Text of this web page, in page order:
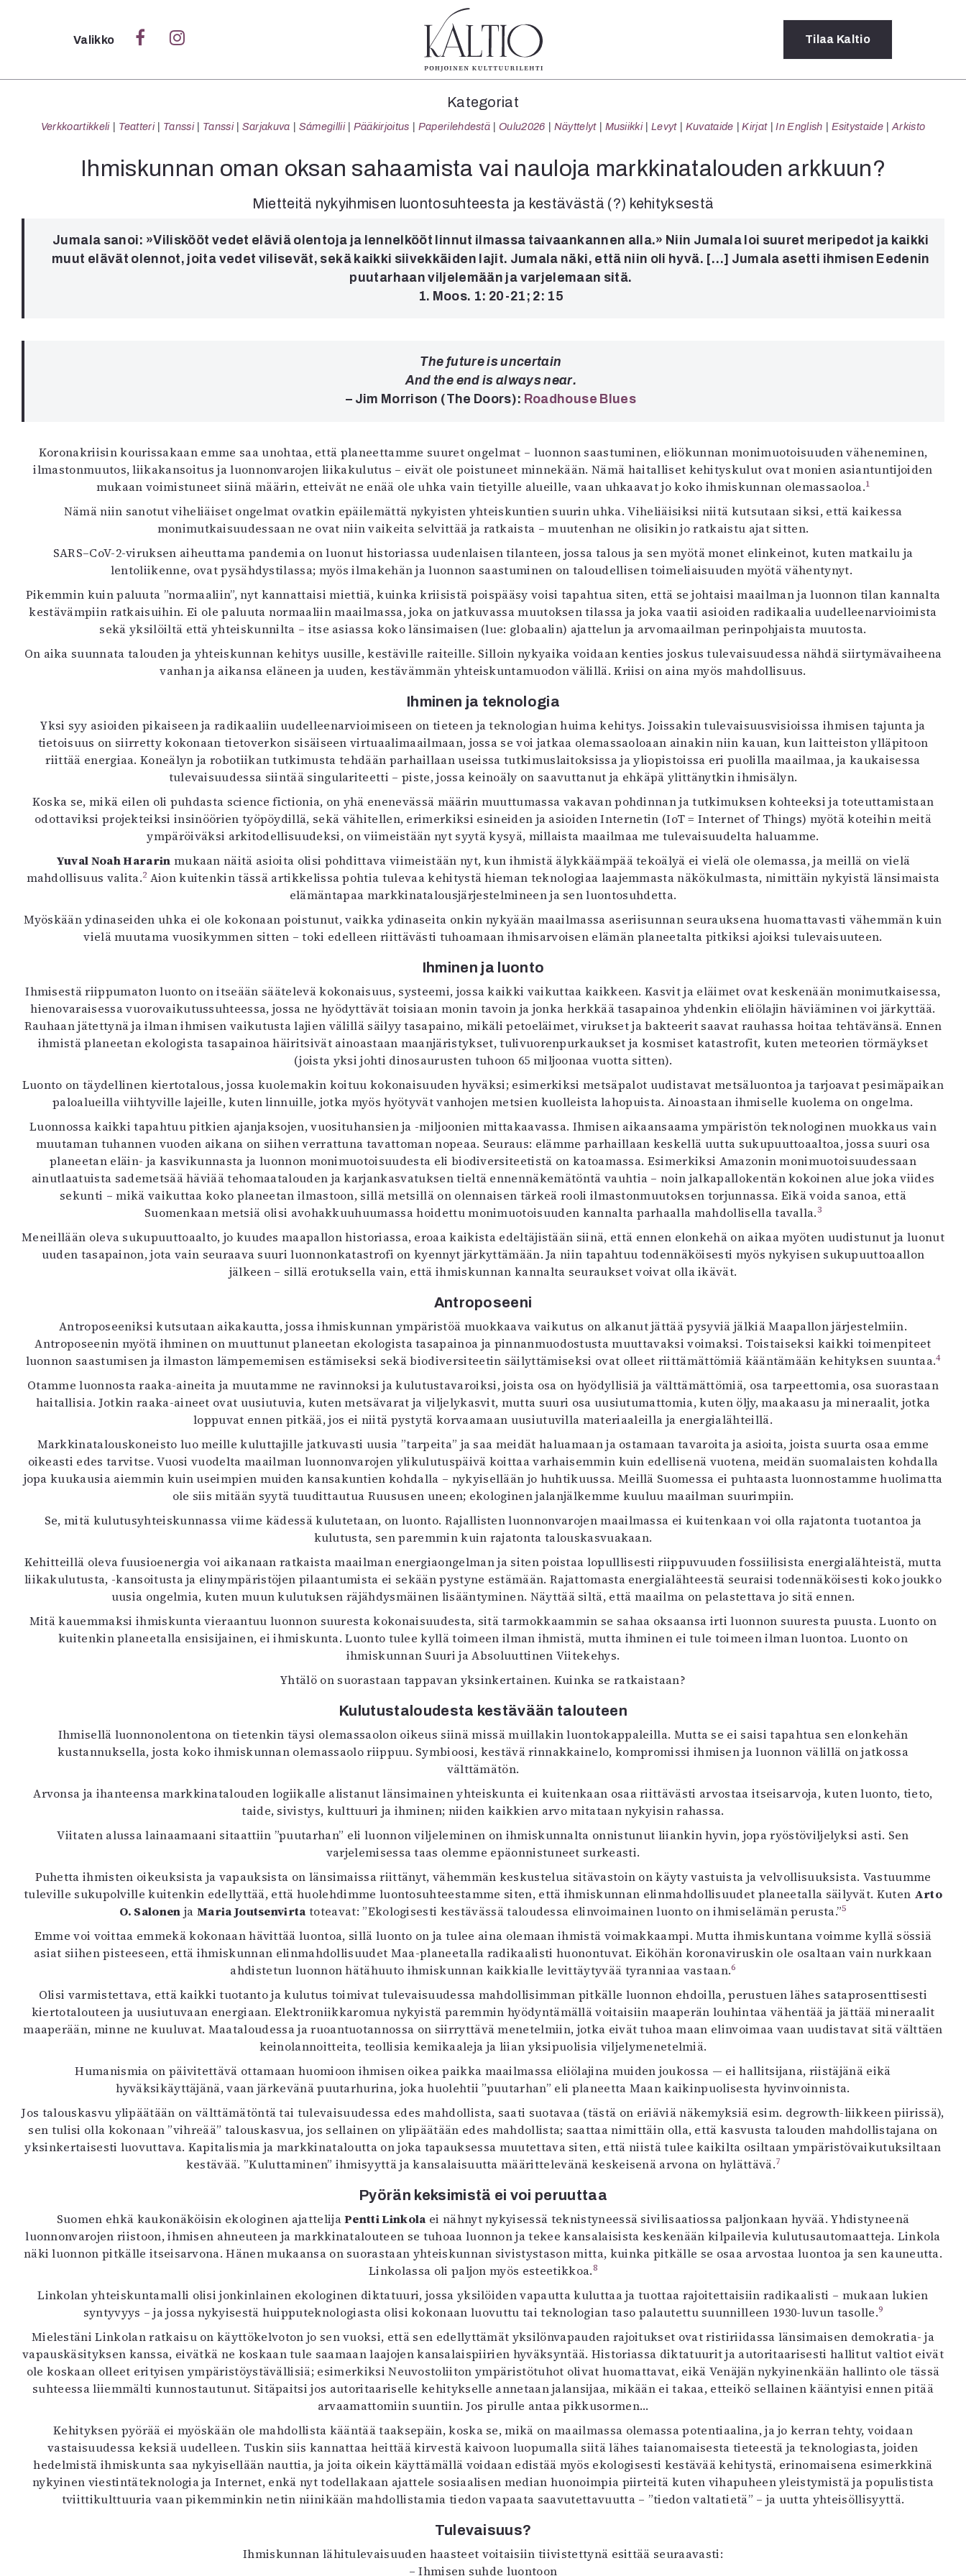
Sulje
Verkkoartikkeli
Tanssi
Sarjakuva
Sámegillii
Paperilehdestä
Oulu2026
Näyttelyt
Arkisto
Lehdet
4/2026
6/2025
5/2025 saame
5/2025
Tilaus ja
Yhteistyössä
Toimitus
Mediatiedot
Kaltio ry
Valikko Tilaa Kaltio
Kategoriat
Verkkoartikkeli Teatteri Tanssi Tanssi Sarjakuva Sámegillii Pääkirjoitus Paperilehdestä Oulu2026 Näyttelyt Musiikki Levyt Kuvataide Kirjat In English Esitystaide Arkisto
Ihmiskunnan oman oksan sahaamista vai nauloja markkinatalouden arkkuun?
Mietteitä nykyihmisen luontosuhteesta ja kestävästä (?) kehityksestä
Jumala sanoi: »Viliskööt vedet eläviä olentoja ja lennelkööt linnut ilmassa taivaankannen alla.» Niin Jumala loi suuret meripedot ja kaikki
muut elävät olennot, joita vedet vilisevät, sekä kaikki siivekkäiden lajit. Jumala näki, että niin oli hyvä. […] Jumala asetti ihmisen Eedenin
puutarhaan viljelemään ja varjelemaan sitä.
1. Moos. 1: 20-21; 2: 15
The future is uncertain
And the end is always near.
– Jim Morrison (The Doors): Roadhouse Blues
Koronakriisin kourissakaan emme saa unohtaa, että planeettamme suuret ongelmat – luonnon saastuminen, eliökunnan monimuotoisuuden väheneminen,
ilmastonmuutos, liikakansoitus ja luonnonvarojen liikakulutus – eivät ole poistuneet minnekään. Nämä haitalliset kehityskulut ovat monien asiantuntijoiden
mukaan voimistuneet siinä määrin, etteivät ne enää ole uhka vain tietyille alueille, vaan uhkaavat jo koko ihmiskunnan olemassaoloa.1
Nämä niin sanotut viheliäiset ongelmat ovatkin epäilemättä nykyisten yhteiskuntien suurin uhka. Viheliäisiksi niitä kutsutaan siksi, että kaikessa
monimutkaisuudessaan ne ovat niin vaikeita selvittää ja ratkaista – muutenhan ne olisikin jo ratkaistu ajat sitten.
SARS–CoV-2-viruksen aiheuttama pandemia on luonut historiassa uudenlaisen tilanteen, jossa talous ja sen myötä monet elinkeinot, kuten matkailu ja
lentoliikenne, ovat pysähdystilassa; myös ilmakehän ja luonnon saastuminen on taloudellisen toimeliaisuuden myötä vähentynyt.
Pikemmin kuin paluuta ”normaaliin”, nyt kannattaisi miettiä, kuinka kriisistä poispääsy voisi tapahtua siten, että se johtaisi maailman ja luonnon tilan kannalta
kestävämpiin ratkaisuihin. Ei ole paluuta normaaliin maailmassa, joka on jatkuvassa muutoksen tilassa ja joka vaatii asioiden radikaalia uudelleenarvioimista
sekä yksilöiltä että yhteiskunnilta – itse asiassa koko länsimaisen (lue: globaalin) ajattelun ja arvomaailman perinpohjaista muutosta.
On aika suunnata talouden ja yhteiskunnan kehitys uusille, kestäville raiteille. Silloin nykyaika voidaan kenties joskus tulevaisuudessa nähdä siirtymävaiheena
vanhan ja aikansa eläneen ja uuden, kestävämmän yhteiskuntamuodon välillä. Kriisi on aina myös mahdollisuus.
Ihminen ja teknologia
Yksi syy asioiden pikaiseen ja radikaaliin uudelleenarvioimiseen on tieteen ja teknologian huima kehitys. Joissakin tulevaisuusvisioissa ihmisen tajunta ja
tietoisuus on siirretty kokonaan tietoverkon sisäiseen virtuaalimaailmaan, jossa se voi jatkaa olemassaoloaan ainakin niin kauan, kun laitteiston ylläpitoon
riittää energiaa. Koneälyn ja robotiikan tutkimusta tehdään parhaillaan useissa tutkimuslaitoksissa ja yliopistoissa eri puolilla maailmaa, ja kaukaisessa
tulevaisuudessa siintää singulariteetti – piste, jossa keinoäly on saavuttanut ja ehkäpä ylittänytkin ihmisälyn.
Koska se, mikä eilen oli puhdasta science fictionia, on yhä enenevässä määrin muuttumassa vakavan pohdinnan ja tutkimuksen kohteeksi ja toteuttamistaan
odottaviksi projekteiksi insinöörien työpöydillä, sekä vähitellen, erimerkiksi esineiden ja asioiden Internetin (IoT = Internet of Things) myötä koteihin meitä
ympäröiväksi arkitodellisuudeksi, on viimeistään nyt syytä kysyä, millaista maailmaa me tulevaisuudelta haluamme.
Yuval Noah Hararin mukaan näitä asioita olisi pohdittava viimeistään nyt, kun ihmistä älykkäämpää tekoälyä ei vielä ole olemassa, ja meillä on vielä
mahdollisuus valita.2 Aion kuitenkin tässä artikkelissa pohtia tulevaa kehitystä hieman teknologiaa laajemmasta näkökulmasta, nimittäin nykyistä länsimaista
elämäntapaa markkinatalousjärjestelmineen ja sen luontosuhdetta.
Myöskään ydinaseiden uhka ei ole kokonaan poistunut, vaikka ydinaseita onkin nykyään maailmassa aseriisunnan seurauksena huomattavasti vähemmän kuin
vielä muutama vuosikymmen sitten – toki edelleen riittävästi tuhoamaan ihmisarvoisen elämän planeetalta pitkiksi ajoiksi tulevaisuuteen.
Ihminen ja luonto
Ihmisestä riippumaton luonto on itseään säätelevä kokonaisuus, systeemi, jossa kaikki vaikuttaa kaikkeen. Kasvit ja eläimet ovat keskenään monimutkaisessa,
hienovaraisessa vuorovaikutussuhteessa, jossa ne hyödyttävät toisiaan monin tavoin ja jonka herkkää tasapainoa yhdenkin eliölajin häviäminen voi järkyttää.
Rauhaan jätettynä ja ilman ihmisen vaikutusta lajien välillä säilyy tasapaino, mikäli petoeläimet, virukset ja bakteerit saavat rauhassa hoitaa tehtävänsä. Ennen
ihmistä planeetan ekologista tasapainoa häiritsivät ainoastaan maanjäristykset, tulivuorenpurkaukset ja kosmiset katastrofit, kuten meteorien törmäykset
(joista yksi johti dinosaurusten tuhoon 65 miljoonaa vuotta sitten).
Luonto on täydellinen kiertotalous, jossa kuolemakin koituu kokonaisuuden hyväksi; esimerkiksi metsäpalot uudistavat metsäluontoa ja tarjoavat pesimäpaikan
paloalueilla viihtyville lajeille, kuten linnuille, jotka myös hyötyvät vanhojen metsien kuolleista lahopuista. Ainoastaan ihmiselle kuolema on ongelma.
Luonnossa kaikki tapahtuu pitkien ajanjaksojen, vuosituhansien ja -miljoonien mittakaavassa. Ihmisen aikaansaama ympäristön teknologinen muokkaus vain
muutaman tuhannen vuoden aikana on siihen verrattuna tavattoman nopeaa. Seuraus: elämme parhaillaan keskellä uutta sukupuuttoaaltoa, jossa suuri osa
planeetan eläin- ja kasvikunnasta ja luonnon monimuotoisuudesta eli biodiversiteetistä on katoamassa. Esimerkiksi Amazonin monimuotoisuudessaan
ainutlaatuista sademetsää häviää tehomaatalouden ja karjankasvatuksen tieltä ennennäkemätöntä vauhtia – noin jalkapallokentän kokoinen alue joka viides
sekunti – mikä vaikuttaa koko planeetan ilmastoon, sillä metsillä on olennaisen tärkeä rooli ilmastonmuutoksen torjunnassa. Eikä voida sanoa, että
Suomenkaan metsiä olisi avohakkuuhuumassa hoidettu monimuotoisuuden kannalta parhaalla mahdollisella tavalla.3
Meneillään oleva sukupuuttoaalto, jo kuudes maapallon historiassa, eroaa kaikista edeltäjistään siinä, että ennen elonkehä on aikaa myöten uudistunut ja luonut
uuden tasapainon, jota vain seuraava suuri luonnonkatastrofi on kyennyt järkyttämään. Ja niin tapahtuu todennäköisesti myös nykyisen sukupuuttoaallon
jälkeen – sillä erotuksella vain, että ihmiskunnan kannalta seuraukset voivat olla ikävät.
Antroposeeni
Antroposeeniksi kutsutaan aikakautta, jossa ihmiskunnan ympäristöä muokkaava vaikutus on alkanut jättää pysyviä jälkiä Maapallon järjestelmiin.
Antroposeenin myötä ihminen on muuttunut planeetan ekologista tasapainoa ja pinnanmuodostusta muuttavaksi voimaksi. Toistaiseksi kaikki toimenpiteet
luonnon saastumisen ja ilmaston lämpememisen estämiseksi sekä biodiversiteetin säilyttämiseksi ovat olleet riittämättömiä kääntämään kehityksen suuntaa.4
Otamme luonnosta raaka-aineita ja muutamme ne ravinnoksi ja kulutustavaroiksi, joista osa on hyödyllisiä ja välttämättömiä, osa tarpeettomia, osa suorastaan
haitallisia. Jotkin raaka-aineet ovat uusiutuvia, kuten metsävarat ja viljelykasvit, mutta suuri osa uusiutumattomia, kuten öljy, maakaasu ja mineraalit, jotka
loppuvat ennen pitkää, jos ei niitä pystytä korvaamaan uusiutuvilla materiaaleilla ja energialähteillä.
Markkinatalouskoneisto luo meille kuluttajille jatkuvasti uusia ”tarpeita” ja saa meidät haluamaan ja ostamaan tavaroita ja asioita, joista suurta osaa emme
oikeasti edes tarvitse. Vuosi vuodelta maailman luonnonvarojen ylikulutuspäivä koittaa varhaisemmin kuin edellisenä vuotena, meidän suomalaisten kohdalla
jopa kuukausia aiemmin kuin useimpien muiden kansakuntien kohdalla – nykyisellään jo huhtikuussa. Meillä Suomessa ei puhtaasta luonnostamme huolimatta
ole siis mitään syytä tuudittautua Ruususen uneen; ekologinen jalanjälkemme kuuluu maailman suurimpiin.
Se, mitä kulutusyhteiskunnassa viime kädessä kulutetaan, on luonto. Rajallisten luonnonvarojen maailmassa ei kuitenkaan voi olla rajatonta tuotantoa ja
kulutusta, sen paremmin kuin rajatonta talouskasvuakaan.
Kehitteillä oleva fuusioenergia voi aikanaan ratkaista maailman energiaongelman ja siten poistaa lopulllisesti riippuvuuden fossiilisista energialähteistä, mutta
liikakulutusta, -kansoitusta ja elinympäristöjen pilaantumista ei sekään pystyne estämään. Rajattomasta energialähteestä seuraisi todennäköisesti koko joukko
uusia ongelmia, kuten muun kulutuksen räjähdysmäinen lisääntyminen. Näyttää siltä, että maailma on pelastettava jo sitä ennen.
Mitä kauemmaksi ihmiskunta vieraantuu luonnon suuresta kokonaisuudesta, sitä tarmokkaammin se sahaa oksaansa irti luonnon suuresta puusta. Luonto on
kuitenkin planeetalla ensisijainen, ei ihmiskunta. Luonto tulee kyllä toimeen ilman ihmistä, mutta ihminen ei tule toimeen ilman luontoa. Luonto on
ihmiskunnan Suuri ja Absoluuttinen Viitekehys.
Yhtälö on suorastaan tappavan yksinkertainen. Kuinka se ratkaistaan?
Kulutustaloudesta kestävään talouteen
Ihmisellä luonnonolentona on tietenkin täysi olemassaolon oikeus siinä missä muillakin luontokappaleilla. Mutta se ei saisi tapahtua sen elonkehän
kustannuksella, josta koko ihmiskunnan olemassaolo riippuu. Symbioosi, kestävä rinnakkainelo, kompromissi ihmisen ja luonnon välillä on jatkossa
välttämätön.
Arvonsa ja ihanteensa markkinatalouden logiikalle alistanut länsimainen yhteiskunta ei kuitenkaan osaa riittävästi arvostaa itseisarvoja, kuten luonto, tieto,
taide, sivistys, kulttuuri ja ihminen; niiden kaikkien arvo mitataan nykyisin rahassa.
Viitaten alussa lainaamaani sitaattiin ”puutarhan” eli luonnon viljeleminen on ihmiskunnalta onnistunut liiankin hyvin, jopa ryöstöviljelyksi asti. Sen
varjelemisessa taas olemme epäonnistuneet surkeasti.
Puhetta ihmisten oikeuksista ja vapauksista on länsimaissa riittänyt, vähemmän keskustelua sitävastoin on käyty vastuista ja velvollisuuksista. Vastuumme
tuleville sukupolville kuitenkin edellyttää, että huolehdimme luontosuhteestamme siten, että ihmiskunnan elinmahdollisuudet planeetalla säilyvät. Kuten Arto
O. Salonen ja Maria Joutsenvirta toteavat: ”Ekologisesti kestävässä taloudessa elinvoimainen luonto on ihmiselämän perusta.”5
Emme voi voittaa emmekä kokonaan hävittää luontoa, sillä luonto on ja tulee aina olemaan ihmistä voimakkaampi. Mutta ihmiskuntana voimme kyllä sössiä
asiat siihen pisteeseen, että ihmiskunnan elinmahdollisuudet Maa-planeetalla radikaalisti huonontuvat. Eiköhän koronaviruskin ole osaltaan vain nurkkaan
ahdistetun luonnon hätähuuto ihmiskunnan kaikkialle levittäytyvää tyranniaa vastaan.6
Olisi varmistettava, että kaikki tuotanto ja kulutus toimivat tulevaisuudessa mahdollisimman pitkälle luonnon ehdoilla, perustuen lähes sataprosenttisesti
kiertotalouteen ja uusiutuvaan energiaan. Elektroniikkaromua nykyistä paremmin hyödyntämällä voitaisiin maaperän louhintaa vähentää ja jättää mineraalit
maaperään, minne ne kuuluvat. Maataloudessa ja ruoantuotannossa on siirryttävä menetelmiin, jotka eivät tuhoa maan elinvoimaa vaan uudistavat sitä välttäen
keinolannoitteita, teollisia kemikaaleja ja liian yksipuolisia viljelymenetelmiä.
Humanismia on päivitettävä ottamaan huomioon ihmisen oikea paikka maailmassa eliölajina muiden joukossa — ei hallitsijana, riistäjänä eikä
hyväksikäyttäjänä, vaan järkevänä puutarhurina, joka huolehtii ”puutarhan” eli planeetta Maan kaikinpuolisesta hyvinvoinnista.
Jos talouskasvu ylipäätään on välttämätöntä tai tulevaisuudessa edes mahdollista, saati suotavaa (tästä on eriäviä näkemyksiä esim. degrowth-liikkeen piirissä),
sen tulisi olla kokonaan ”vihreää” talouskasvua, jos sellainen on ylipäätään edes mahdollista; saattaa nimittäin olla, että kasvusta talouden mahdollistajana on
yksinkertaisesti luovuttava. Kapitalismia ja markkinataloutta on joka tapauksessa muutettava siten, että niistä tulee kaikilta osiltaan ympäristövaikutuksiltaan
kestävää. ”Kuluttaminen” ihmisyyttä ja kansalaisuutta määrittelevänä keskeisenä arvona on hylättävä.7
Pyörän keksimistä ei voi peruuttaa
Suomen ehkä kaukonäköisin ekologinen ajattelijaPentti Linkola ei nähnyt nykyisessä teknistyneessä sivilisaatiossa paljonkaan hyvää. Yhdistyneenä
luonnonvarojen riistoon, ihmisen ahneuteen ja markkinatalouteen se tuhoaa luonnon ja tekee kansalaisista keskenään kilpailevia kulutusautomaatteja. Linkola
näki luonnon pitkälle itseisarvona. Hänen mukaansa on suorastaan yhteiskunnan sivistystason mitta, kuinka pitkälle se osaa arvostaa luontoa ja sen kauneutta.
Linkolassa oli paljon myös esteetikkoa.8
Linkolan yhteiskuntamalli olisi jonkinlainen ekologinen diktatuuri, jossa yksilöiden vapautta kuluttaa ja tuottaa rajoitettaisiin radikaalisti – mukaan lukien
syntyvyys – ja jossa nykyisestä huipputeknologiasta olisi kokonaan luovuttu tai teknologian taso palautettu suunnilleen 1930-luvun tasolle.9
Mielestäni Linkolan ratkaisu on käyttökelvoton jo sen vuoksi, että sen edellyttämät yksilönvapauden rajoitukset ovat ristiriidassa länsimaisen demokratia- ja
vapauskäsityksen kanssa, eivätkä ne koskaan tule saamaan laajojen kansalaispiirien hyväksyntää. Historiassa diktatuurit ja autoritaarisesti hallitut valtiot eivät
ole koskaan olleet erityisen ympäristöystävällisiä; esimerkiksi Neuvostoliiton ympäristötuhot olivat huomattavat, eikä Venäjän nykyinenkään hallinto ole tässä
suhteessa liiemmälti kunnostautunut. Sitäpaitsi jos autoritaariselle kehitykselle annetaan jalansijaa, mikään ei takaa, etteikö sellainen kääntyisi ennen pitää
arvaamattomiin suuntiin. Jos pirulle antaa pikkusormen…
Kehityksen pyörää ei myöskään ole mahdollista kääntää taaksepäin, koska se, mikä on maailmassa olemassa potentiaalina, ja jo kerran tehty, voidaan
vastaisuudessa keksiä uudelleen. Tuskin siis kannattaa heittää kirvestä kaivoon luopumalla siitä lähes taianomaisesta tieteestä ja teknologiasta, joiden
hedelmistä ihmiskunta saa nykyisellään nauttia, ja joita oikein käyttämällä voidaan edistää myös ekologisesti kestävää kehitystä, erinomaisena esimerkkinä
nykyinen viestintäteknologia ja Internet, enkä nyt todellakaan ajattele sosiaalisen median huonoimpia piirteitä kuten vihapuheen yleistymistä ja populistista
tviittikulttuuria vaan pikemminkin netin niinikään mahdollistamia tiedon vapaata saavutettavuutta – ”tiedon valtatietä” – ja uutta yhteisöllisyyttä.
Tulevaisuus?
Ihmiskunnan lähitulevaisuuden haasteet voitaisiin tiivistettynä esittää seuraavasti:
– Ihmisen suhde luontoon